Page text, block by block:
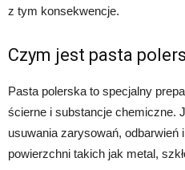
z tym konsekwencje.
Czym jest pasta
Pasta polerska to specjalny
ścierne i substancje chemiczne.
usuwania zarysowań, odbarwień
powierzchni takich jak metal,